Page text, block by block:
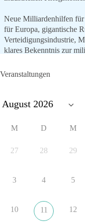
Neue Milliardenhilfen
für Europa, gigantische
Verteidigungsindustrie,
klares Bekenntnis zur
aus der NATO. Ein
nach Friedenspolitik
#NATO
Veranstaltungen
M D M
27 28 29
3 4 5
10 11 12